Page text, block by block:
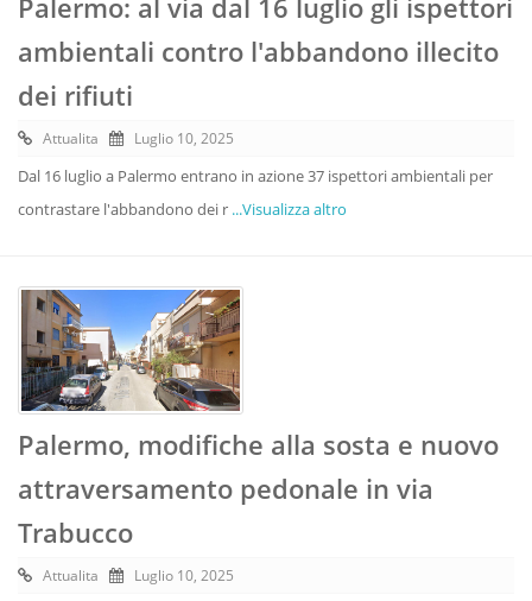
Palermo: al via dal 16 luglio gli ispettori
ambientali contro l'abbandono illecito
dei rifiuti
Attualita Luglio 10, 2025
Dal 16 luglio a Palermo entrano in azione 37 ispettori ambientali per
contrastare l'abbandono dei r ...Visualizza altro
Palermo, modifiche alla sosta e nuovo
attraversamento pedonale in via
Trabucco
Attualita Luglio 10, 2025